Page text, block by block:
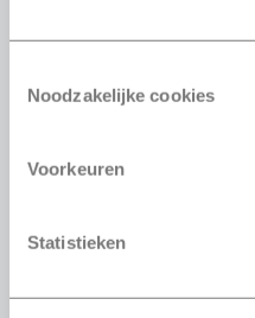
Noodzakelijke cookies
Voorkeuren
Statistieken
225/